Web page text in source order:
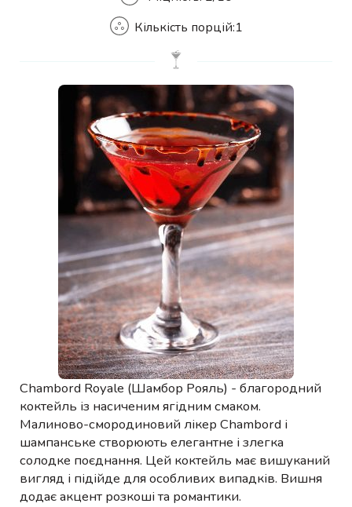
Кількість порцій:1
Chambord Royale (Шамбор Рояль) - благородний
коктейль із насиченим ягідним смаком.
Малиново-смородиновий лікер Chambord і
шампанське створюють елегантне і злегка
солодке поєднання. Цей коктейль має вишуканий
вигляд і підійде для особливих випадків. Вишня
додає акцент розкоші та романтики.